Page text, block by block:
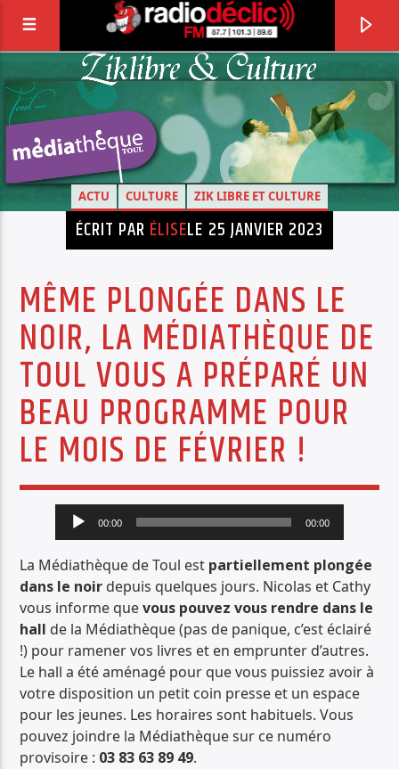
RADIO DÉCLIC
VOTRE RADIO ASSOCIATIVE EN TERRES DE
LORRAINE
PISTE ACTUELLE
ARCHIBALD
PASCAL AYERBE
Radio Déclic
ACTU CULTURE ZIK LIBRE ET CULTURE
ÉCRIT PAR ÉLISELE 25 JANVIER 2023
MÊME PLONGÉE DANS LE
NOIR, LA MÉDIATHÈQUE DE
TOUL VOUS A PRÉPARÉ UN
BEAU PROGRAMME POUR
LE MOIS DE FÉVRIER !
Lecteur
audio
00:00 00:00
La Médiathèque de Toul est partiellement plongée
dans le noirdepuis quelques jours. Nicolas et Cathy
vous informe quevous pouvez vous rendre dans le
hall de la Médiathèque (pas de panique, c’est éclairé
!) pour ramener vos livres et en emprunter d’autres.
Le hall a été aménagé pour que vous puissiez avoir à
votre disposition un petit coin presse et un espace
pour les jeunes. Les horaires sont habituels. Vous
pouvez joindre la Médiathèque sur ce numéro
provisoire : 03 83 63 89 49.